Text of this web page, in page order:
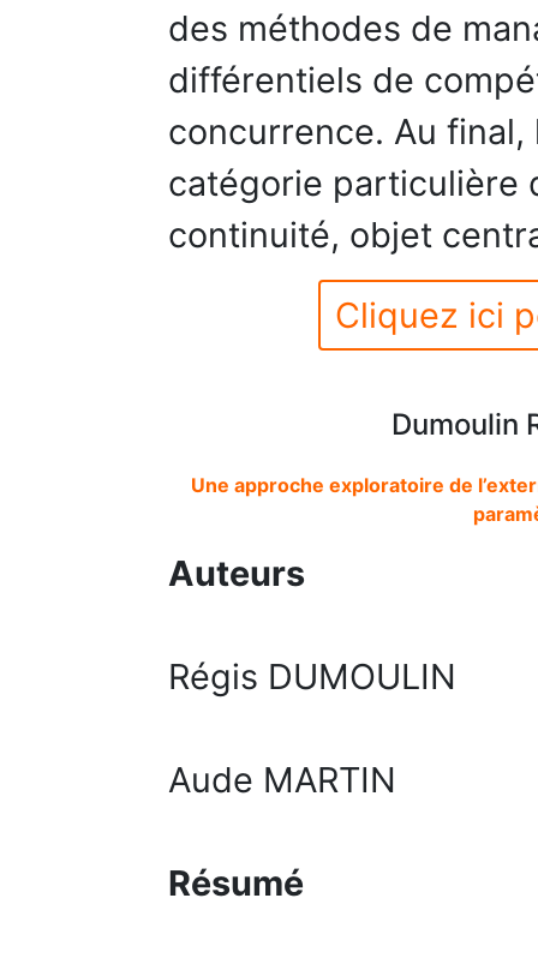
des méthodes de
différentiels de
concurrence. Au final,
catégorie particulière
continuité, objet
Cliquez ici
Dumoulin
Une approche exploratoire de
Auteurs
Régis DUMOULIN
Aude MARTIN
Résumé